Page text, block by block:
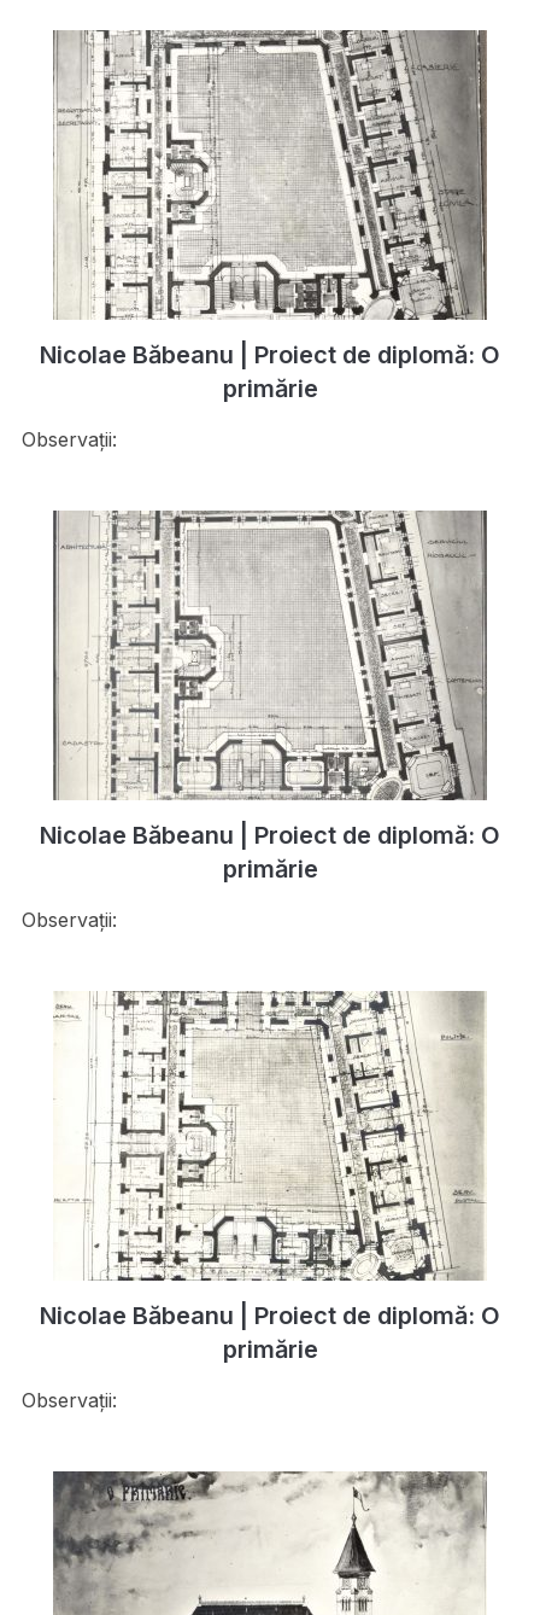
Nicolae Băbeanu | Proiect de diplomă: O
primărie
Observații:
Nicolae Băbeanu | Proiect de diplomă: O
primărie
Observații:
Nicolae Băbeanu | Proiect de diplomă: O
primărie
Observații: